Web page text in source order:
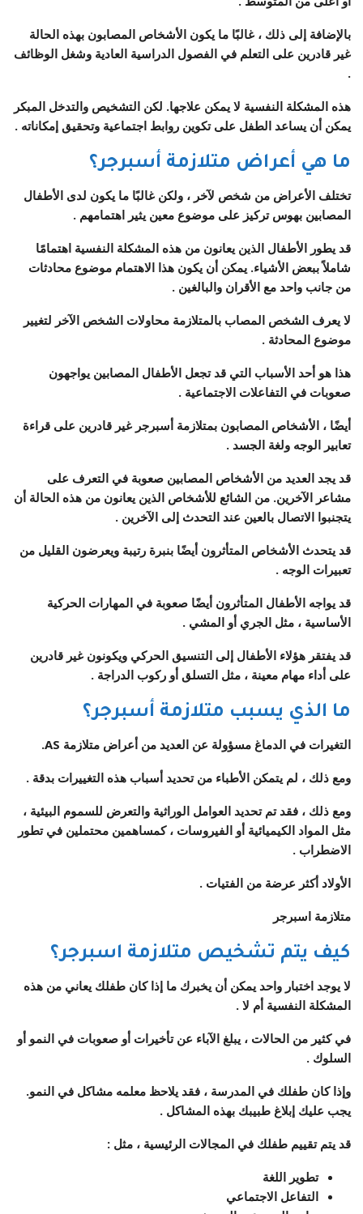
بالإضافة إلى ذلك ، غالبًا ما يكون الأشخاص المصابون بهذه الحالة
غير قادرين على التعلم في الفصول الدراسية العادية وشغل الوظائف
.
هذه المشكلة النفسية لا يمكن علاجها. لكن التشخيص والتدخل المبكر
يمكن أن يساعد الطفل على تكوين روابط اجتماعية وتحقيق إمكاناته .
ما هي أعراض متلازمة أسبرجر؟
تختلف الأعراض من شخص لآخر ، ولكن غالبًا ما يكون لدى الأطفال
المصابين بهوس تركيز على موضوع معين يثير اهتمامهم .
قد يطور الأطفال الذين يعانون من هذه المشكلة النفسية اهتمامًا
شاملاً ببعض الأشياء. يمكن أن يكون هذا الاهتمام موضوع محادثات
من جانب واحد مع الأقران والبالغين .
لا يعرف الشخص المصاب بالمتلازمة محاولات الشخص الآخر لتغيير
موضوع المحادثة .
هذا هو أحد الأسباب التي قد تجعل الأطفال المصابين يواجهون
صعوبات في التفاعلات الاجتماعية .
أيضًا ، الأشخاص المصابون بمتلازمة أسبرجر غير قادرين على قراءة
تعابير الوجه ولغة الجسد .
قد يجد العديد من الأشخاص المصابين صعوبة في التعرف على
مشاعر الآخرين. من الشائع للأشخاص الذين يعانون من هذه الحالة أن
يتجنبوا الاتصال بالعين عند التحدث إلى الآخرين .
قد يتحدث الأشخاص المتأثرون أيضًا بنبرة رتيبة ويعرضون القليل من
تعبيرات الوجه .
قد يواجه الأطفال المتأثرون أيضًا صعوبة في المهارات الحركية
الأساسية ، مثل الجري أو المشي .
قد يفتقر هؤلاء الأطفال إلى التنسيق الحركي ويكونون غير قادرين
على أداء مهام معينة ، مثل التسلق أو ركوب الدراجة .
ما الذي يسبب متلازمة أسبرجر؟
التغيرات في الدماغ مسؤولة عن العديد من أعراض متلازمة AS.
ومع ذلك ، لم يتمكن الأطباء من تحديد أسباب هذه التغييرات بدقة .
ومع ذلك ، فقد تم تحديد العوامل الوراثية والتعرض للسموم البيئية ،
مثل المواد الكيميائية أو الفيروسات ، كمساهمين محتملين في تطور
الاضطراب .
الأولاد أكثر عرضة من الفتيات .
متلازمة اسبرجر
كيف يتم تشخيص متلازمة اسبرجر؟
لا يوجد اختبار واحد يمكن أن يخبرك ما إذا كان طفلك يعاني من هذه
المشكلة النفسية أم لا .
في كثير من الحالات ، يبلغ الآباء عن تأخيرات أو صعوبات في النمو أو
السلوك .
وإذا كان طفلك في المدرسة ، فقد يلاحظ معلمه مشاكل في النمو.
يجب عليك إبلاغ طبيبك بهذه المشاكل .
قد يتم تقييم طفلك في المجالات الرئيسية ، مثل :
تطوير اللغة
التفاعل الاجتماعي